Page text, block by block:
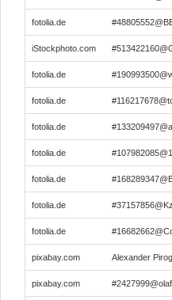
fotolia.de
iStockphoto.com
fotolia.de
fotolia.de
fotolia.de
fotolia.de
fotolia.de
fotolia.de
fotolia.de
pixabay.com Alexander
pixabay.com